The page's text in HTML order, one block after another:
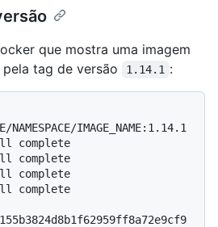
que mostra uma imagem
tag de versão
1.14.1 :
IMAGE_NAME:1.14.1
complete
complete
complete
complete